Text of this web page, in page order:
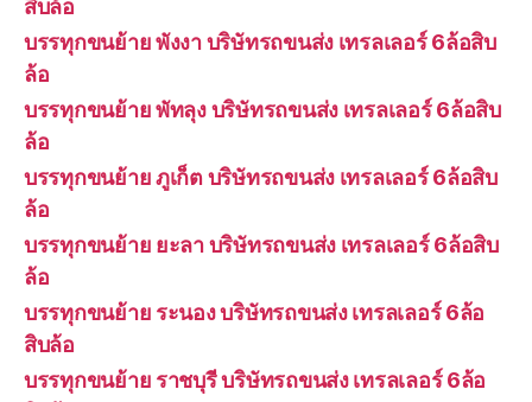
สิบล้อ
บรรทุกขนย้าย พังงา บริษัทรถขนส่ง เทรลเลอร์ 6ล้อสิบ
ล้อ
บรรทุกขนย้าย พัทลุง บริษัทรถขนส่ง เทรลเลอร์ 6ล้อสิบ
ล้อ
บรรทุกขนย้าย ภูเก็ต บริษัทรถขนส่ง เทรลเลอร์ 6ล้อสิบ
ล้อ
บรรทุกขนย้าย ยะลา บริษัทรถขนส่ง เทรลเลอร์ 6ล้อสิบ
ล้อ
บรรทุกขนย้าย ระนอง บริษัทรถขนส่ง เทรลเลอร์ 6ล้อ
สิบล้อ
บรรทุกขนย้าย ราชบุรี บริษัทรถขนส่ง เทรลเลอร์ 6ล้อ